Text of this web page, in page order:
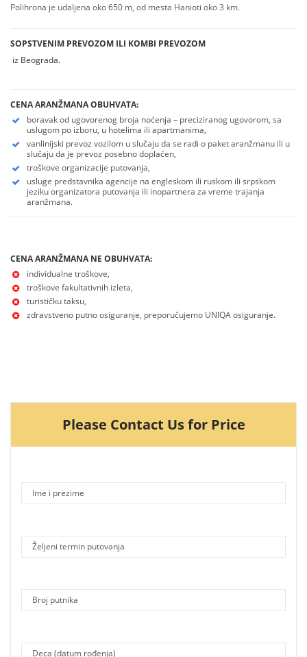
Polihrona je udaljena oko 650 m, od mesta Hanioti oko 3 km.
SOPSTVENIM PREVOZOM ILI KOMBI PREVOZOM
iz Beograda.
CENA ARANŽMANA OBUHVATA:
boravak od ugovorenog broja noćenja – preciziranog ugovorom, sa
uslugom po izboru, u hotelima ili apartmanima,
vanlinijski prevoz vozilom u slučaju da se radi o paket aranžmanu ili u
slučaju da je prevoz posebno doplaćen,
troškove organizacije putovanja,
usluge predstavnika agencije na engleskom ili ruskom ili srpskom
jeziku organizatora putovanja ili inopartnera za vreme trajanja
aranžmana.
CENA ARANŽMANA NE OBUHVATA:
individualne troškove,
troškove fakultativnih izleta,
turističku taksu,
zdravstveno putno osiguranje, preporučujemo UNIQA osiguranje.
Please Contact Us for Price